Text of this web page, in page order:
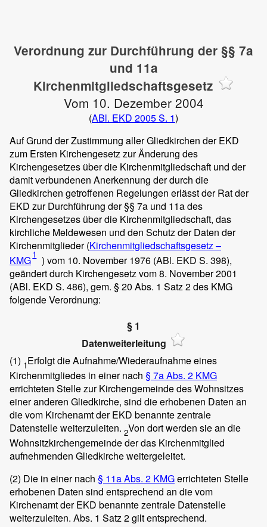
Verordnung zur Durchführung der §§ 7a
und 11a
Kirchenmitgliedschaftsgesetz
Vom 10. Dezember 2004
(ABl. EKD 2005 S. 1)
Auf Grund der Zustimmung aller Gliedkirchen der EKD
zum Ersten Kirchengesetz zur Änderung des
Kirchengesetzes über die Kirchenmitgliedschaft und der
damit verbundenen Anerkennung der durch die
Gliedkirchen getroffenen Regelungen erlässt der Rat der
EKD zur Durchführung der §§ 7a und 11a des
Kirchengesetzes über die Kirchenmitgliedschaft, das
kirchliche Meldewesen und den Schutz der Daten der
Kirchenmitglieder (Kirchenmitgliedschaftsgesetz –
KMG1 ) vom 10. November 1976 (ABl. EKD S. 398),
geändert durch Kirchengesetz vom 8. November 2001
(ABl. EKD S. 486), gem. § 20 Abs. 1 Satz 2 des KMG
folgende Verordnung:
§ 1
Datenweiterleitung
(1) 1Erfolgt die Aufnahme/Wiederaufnahme eines
Kirchenmitgliedes in einer nach § 7a Abs. 2 KMG
errichteten Stelle zur Kirchengemeinde des Wohnsitzes
einer anderen Gliedkirche, sind die erhobenen Daten an
die vom Kirchenamt der EKD benannte zentrale
Datenstelle weiterzuleiten. 2Von dort werden sie an die
Wohnsitzkirchengemeinde der das Kirchenmitglied
aufnehmenden Gliedkirche weitergeleitet.
(2) Die in einer nach § 11a Abs. 2 KMGerrichteten Stelle
erhobenen Daten sind entsprechend an die vom
Kirchenamt der EKD benannte zentrale Datenstelle
weiterzuleiten. Abs. 1 Satz 2 gilt entsprechend.